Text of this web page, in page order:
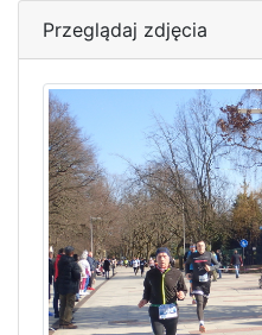
Przeglądaj zdjęcia